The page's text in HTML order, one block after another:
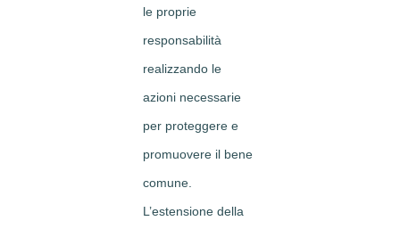
le proprie
responsabilità
realizzando le
azioni necessarie
per proteggere e
promuovere il bene
comune.
L’estensione della